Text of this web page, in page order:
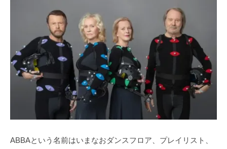
m
a
ABBAという名前はいまなおダンスフロア、プレイリスト、